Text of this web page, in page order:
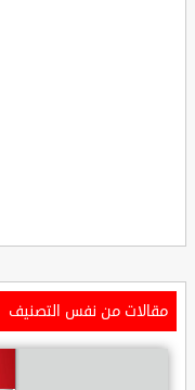
مقالات من نفس التصنيف